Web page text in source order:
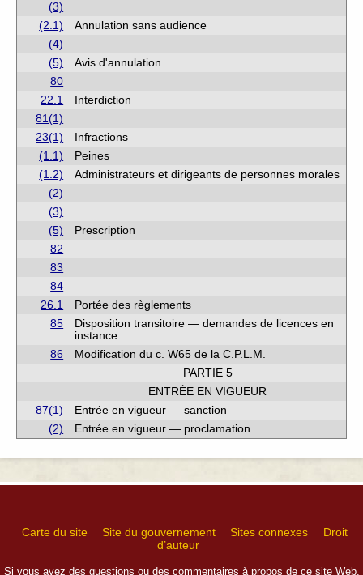
(3)
(2.1)
Annulation sans audience
(4)
(5)
Avis d'annulation
80
22.1
Interdiction
81(1)
23(1)
Infractions
(1.1)
Peines
(1.2)
Administrateurs et dirigeants de personnes morales
(2)
(3)
(5)
Prescription
82
83
84
26.1
Portée des règlements
85
Disposition transitoire — demandes de licences en
instance
86
Modification du c. W65 de la C.P.L.M.
PARTIE 5
ENTRÉE EN VIGUEUR
87(1)
Entrée en vigueur — sanction
(2)
Entrée en vigueur — proclamation
Carte du site Site du gouvernement Sites connexes
Droit
d’auteur
Si vous avez des questions ou des commentaires à propos de ce site Web,